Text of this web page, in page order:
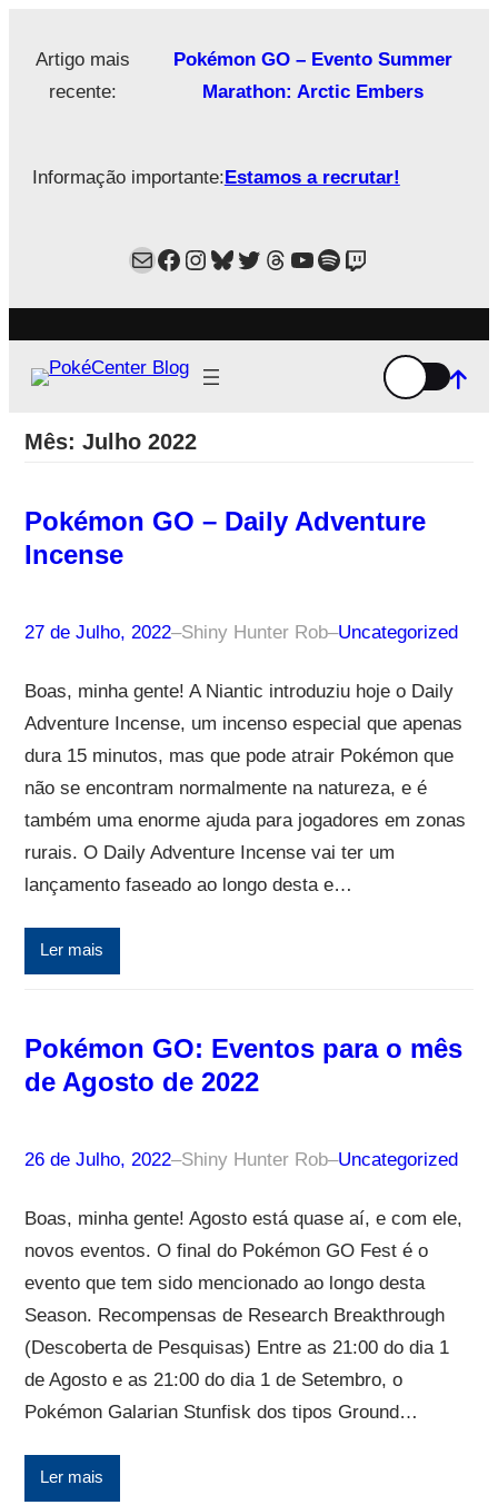
paraArtigo mais
recente:
Pokémon GO – Evento Summer
Marathon: Arctic Embers
Informação importante:Estamos a recrutar!
MailFacebook
Instagram
Bluesky
Twitter
Estamos no Threads!
YouTube
Spotify
Twitch
Mês: Julho 2022
Pokémon GO – Daily Adventure
Incense
27 de Julho, 2022–Shiny Hunter Rob–Uncategorized
Boas, minha gente! A Niantic introduziu hoje o Daily
Adventure Incense, um incenso especial que apenas
dura 15 minutos, mas que pode atrair Pokémon que
não se encontram normalmente na natureza, e é
também uma enorme ajuda para jogadores em zonas
rurais. O Daily Adventure Incense vai ter um
lançamento faseado ao longo desta e…
Ler mais
Pokémon GO: Eventos para o mês
de Agosto de 2022
26 de Julho, 2022–Shiny Hunter Rob–Uncategorized
Boas, minha gente! Agosto está quase aí, e com ele,
novos eventos. O final do Pokémon GO Fest é o
evento que tem sido mencionado ao longo desta
Season. Recompensas de Research Breakthrough
(Descoberta de Pesquisas) Entre as 21:00 do dia 1
de Agosto e as 21:00 do dia 1 de Setembro, o
Pokémon Galarian Stunfisk dos tipos Ground…
Ler mais